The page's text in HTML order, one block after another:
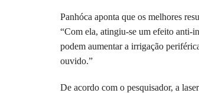
Panhóca aponta que os melhores
“Com ela, atingiu-se um efeito anti-
podem aumentar a irrigação
ouvido.”
De acordo com o pesquisador, a